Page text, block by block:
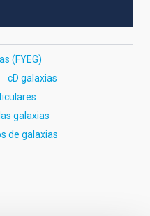
(FYEG)
cD galaxias
galaxias
de galaxias